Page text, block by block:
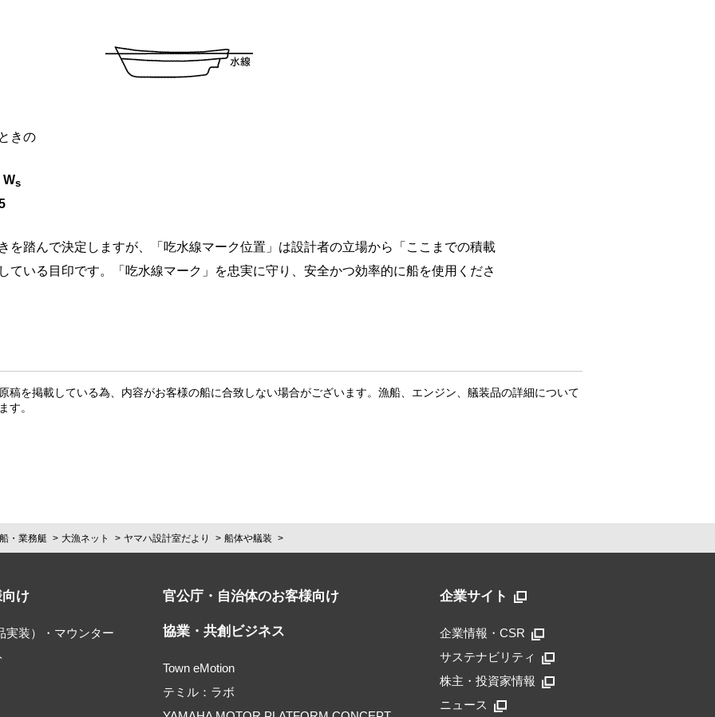
きの
s
を踏んで決定しますが、「吃水線マーク位置」は設計者の立場から「ここまでの積載
ている目印です。「吃水線マーク」を忠実に守り、安全かつ効率的に船を使用くださ
を掲載している為、内容がお客様の船に合致しない場合がございます。漁船、エンジン、艤装品の詳細について
す。
・業務艇 大漁ネット ヤマハ設計室だより 船体や艤装
け
実装）・マウンター
官公庁・自治体のお客様向け
協業・共創ビジネス
Town eMotion
テミル：ラボ
企業サイト
企業情報・CSR
サステナビリティ
株主・投資家情報
ニュース